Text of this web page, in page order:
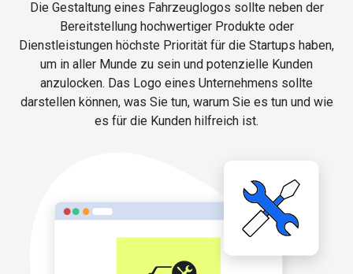
Die Gestaltung eines Fahrzeuglogos sollte neben der
Bereitstellung hochwertiger Produkte oder
Dienstleistungen höchste Priorität für die Startups haben,
um in aller Munde zu sein und potenzielle Kunden
anzulocken. Das Logo eines Unternehmens sollte
darstellen können, was Sie tun, warum Sie es tun und wie
es für die Kunden hilfreich ist.